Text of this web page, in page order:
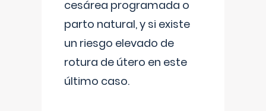
cesárea programada o
parto natural, y si existe
un riesgo elevado de
rotura de útero en este
último caso.